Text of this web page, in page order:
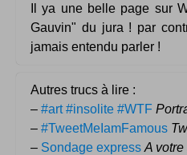
Il ya une belle page sur
Gauvin" du jura ! par
jamais entendu parler !
Autres trucs à lire :
– #art #insolite #WTF
– #TweetMeIamFamous
– Sondage express A votre